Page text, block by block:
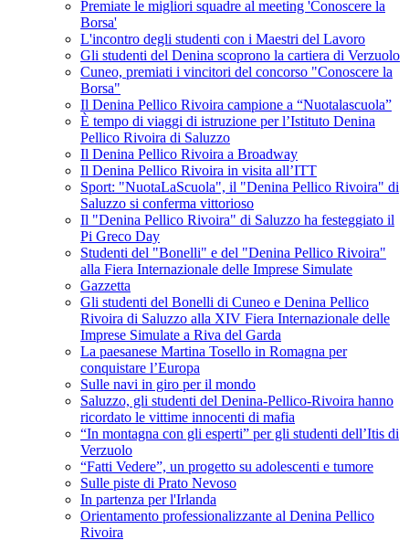
Premiate le migliori squadre al meeting 'Conoscere la
Borsa'
L'incontro degli studenti con i Maestri del Lavoro
Gli studenti del Denina scoprono la cartiera di Verzuolo
Cuneo, premiati i vincitori del concorso "Conoscere la
Borsa"
Il Denina Pellico Rivoira campione a “Nuotalascuola”
È tempo di viaggi di istruzione per l’Istituto Denina
Pellico Rivoira di Saluzzo
Il Denina Pellico Rivoira a Broadway
Il Denina Pellico Rivoira in visita all’ITT
Sport: "NuotaLaScuola", il "Denina Pellico Rivoira" di
Saluzzo si conferma vittorioso
Il "Denina Pellico Rivoira" di Saluzzo ha festeggiato il
Pi Greco Day
Studenti del "Bonelli" e del "Denina Pellico Rivoira"
alla Fiera Internazionale delle Imprese Simulate
Gazzetta
Gli studenti del Bonelli di Cuneo e Denina Pellico
Rivoira di Saluzzo alla XIV Fiera Internazionale delle
Imprese Simulate a Riva del Garda
La paesanese Martina Tosello in Romagna per
conquistare l’Europa
Sulle navi in giro per il mondo
Saluzzo, gli studenti del Denina-Pellico-Rivoira hanno
ricordato le vittime innocenti di mafia
“In montagna con gli esperti” per gli studenti dell’Itis di
Verzuolo
“Fatti Vedere”, un progetto su adolescenti e tumore
Sulle piste di Prato Nevoso
In partenza per l'Irlanda
Orientamento professionalizzante al Denina Pellico
Rivoira